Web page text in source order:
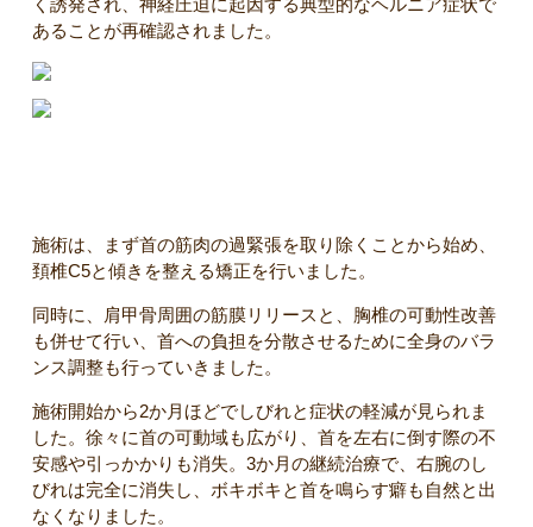
く誘発され、神経圧迫に起因する典型的なヘルニア症状で
あることが再確認されました。
施術は、まず首の筋肉の過緊張を取り除くことから始め、
頚椎C5と傾きを整える矯正を行いました。
同時に、肩甲骨周囲の筋膜リリースと、胸椎の可動性改善
も併せて行い、首への負担を分散させるために全身のバラ
ンス調整も行っていきました。
施術開始から2か月ほどでしびれと症状の軽減が見られま
した。徐々に首の可動域も広がり、首を左右に倒す際の不
安感や引っかかりも消失。3か月の継続治療で、右腕のし
びれは完全に消失し、ボキボキと首を鳴らす癖も自然と出
なくなりました。